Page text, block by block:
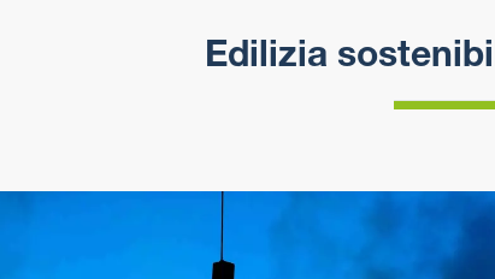
Edilizia